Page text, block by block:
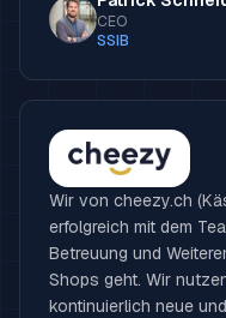
CEO
SSIB
Wir von cheezy.ch
erfolgreich mit dem
Betreuung und
Shops geht. Wir
kontinuierlich neue